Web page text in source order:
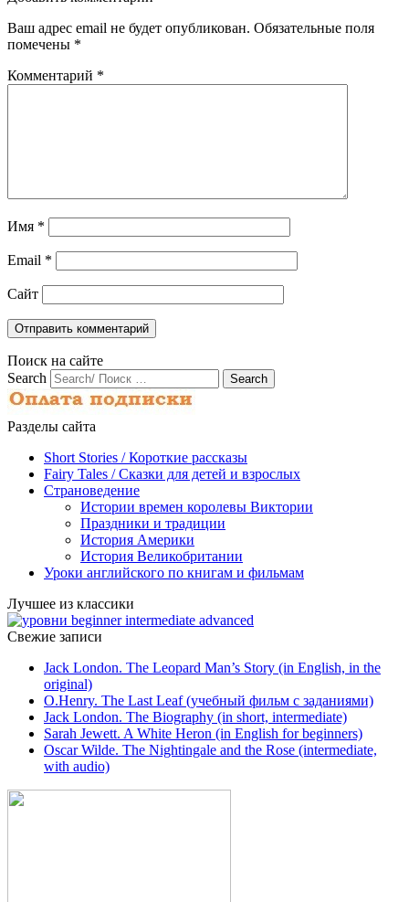
Ваш адрес email не будет опубликован. Обязательные поля
помечены *
Комментарий *
Имя *
Email *
Сайт
Поиск на сайте
Search
Разделы сайта
Short Stories / Короткие рассказы
Fairy Tales / Cказки для детей и взрослых
Страноведение
Истории времен королевы Виктории
Праздники и традиции
История Америки
История Великобритании
Уроки английского по книгам и фильмам
Лучшее из классики
Свежие записи
Jack London. The Leopard Man’s Story (in English, in the
original)
O.Henry. The Last Leaf (учебный фильм с заданиями)
Jack London. The Biography (in short, intermediate)
Sarah Jewett. A White Heron (in English for beginners)
Oscar Wilde. The Nightingale and the Rose (intermediate,
with audio)